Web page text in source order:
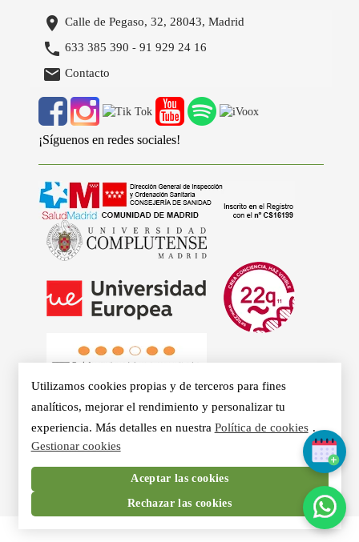
 Calle de Pegaso, 32, 28043, Madrid
 633 385 390 -91 929 24 16
 Contacto
¡Síguenos en redes sociales!
Otorrino, Psicología, Voz Profesional y Nutrición en Madrid.
Utilizamos cookies propias y de terceros para fines
analíticos, mejorar el rendimiento y personalizar tu
experiencia. Más detalles en nuestra Política de cookies .
Gestionar cookies
Aceptar las cookies
Rechazar las cookies